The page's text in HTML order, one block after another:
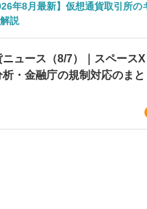
年8月最新】仮想通貨取引所
説
ュース（8/7）｜スペースX
・金融庁の規制対応のまと